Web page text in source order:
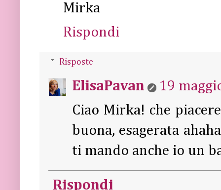
Mirka
Rispondi
Risposte
ElisaPavan
19
Ciao Mirka! che
buona, esagerata
ti mando anche io un
Rispondi